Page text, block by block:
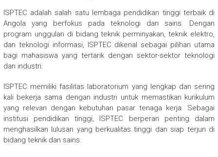
ISPTEC adalah salah satu lembaga pendidikan tinggi terbaik di
Angola yang berfokus pada teknologi dan sains. Dengan
program unggulan di bidang teknik perminyakan, teknik elektro,
dan teknologi informasi, ISPTEC dikenal sebagai pilihan utama
bagi mahasiswa yang tertarik dengan sektor-sektor teknologi
dan industri.
ISPTEC memiliki fasilitas laboratorium yang lengkap dan sering
kali bekerja sama dengan industri untuk memastikan kurikulum
yang relevan dengan kebutuhan pasar tenaga kerja. Sebagai
institusi pendidikan tinggi, ISPTEC berperan penting dalam
menghasilkan lulusan yang berkualitas tinggi dan siap terjun di
bidang teknik dan sains.